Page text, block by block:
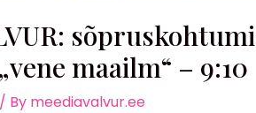
maailm“ – 9:10
By meediavalvur.ee